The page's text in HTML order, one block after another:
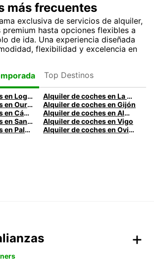
más frecuentes
exclusiva de servicios de alquiler,
premium hasta opciones flexibles a
de ida. Una experiencia diseñada
flexibilidad y excelencia en
Top Destinos
Alquiler de coches en Logroño
Alquiler de coches en La Coruña
Alquiler de coches en Ourense
Alquiler de coches en Gijón
Alquiler de coches en Cádiz
Alquiler de coches en Almería
Alquiler de coches en Santander
Alquiler de coches en Vigo
Alquiler de coches en Palma
Alquiler de coches en Oviedo